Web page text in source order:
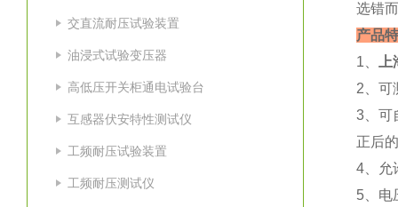
交直流耐压试验装置
油浸式试验变压器
高低压开关柜通电试验台
互感器伏安特性测试仪
工频耐压试验装置
工频耐压测试仪
选错
产品
1、
2、可
3、可
正后
4、允
5、电